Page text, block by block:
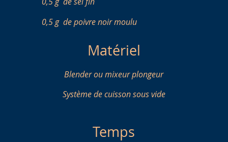
0,5 g de poivre noir moulu
Matériel
Blender ou mixeur plongeur
Système de cuisson sous vide
Temps